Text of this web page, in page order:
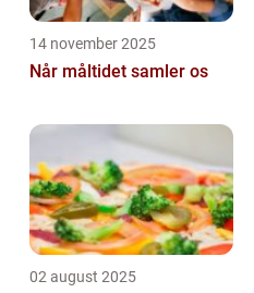
14 november 2025
Når måltidet samler os
02 august 2025